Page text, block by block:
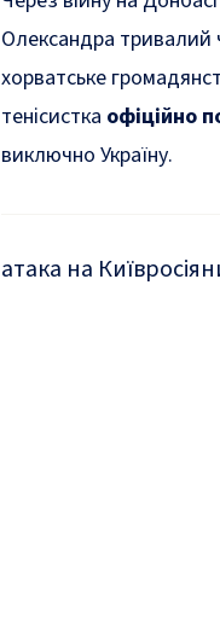
Олександра тривалий
хорватське
тенісистка офіційно
виключно Україну.
атака на Київ